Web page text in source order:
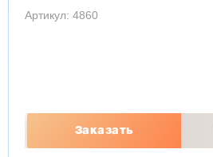
Артикул: 4860
Заказать